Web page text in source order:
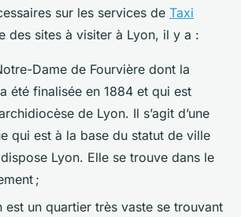
sur les services de Taxi
des sites à visiter à Lyon, il y a :
Dame de Fourvière dont la
été finalisée en 1884 et qui est
de Lyon. Il s’agit d’une
qui est à la base du statut de ville
Lyon. Elle se trouve dans le
;
est un quartier très vaste se trouvant